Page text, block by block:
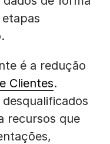
é a redução
Clientes.
recursos que